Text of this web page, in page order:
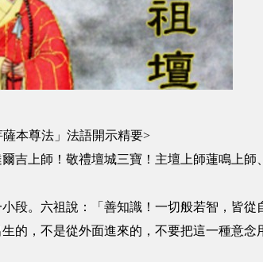
本尊法」法語開示精要>
吉上師！敬禮壇城三寶！主壇上師蓮鳴上師
段。六祖說：「善知識！一切般若智，皆
的，不是從外面進來的，不要把這一種意